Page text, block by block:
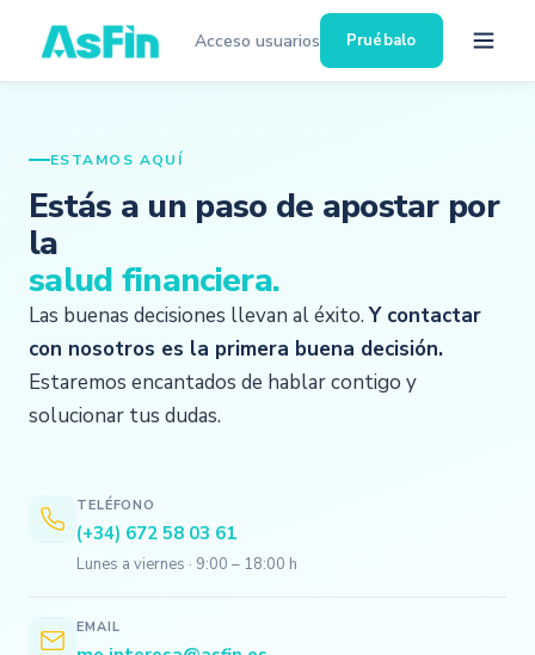
Acceso usuarios Pruébalo
ESTAMOS AQUÍ
Estás a un paso de apostar por
la
salud financiera.
Las buenas decisiones llevan al éxito.Y contactar
con nosotros es la primera buena decisión.
Estaremos encantados de hablar contigo y
solucionar tus dudas.
TELÉFONO
(+34) 672 58 03 61
Lunes a viernes · 9:00 – 18:00 h
EMAIL